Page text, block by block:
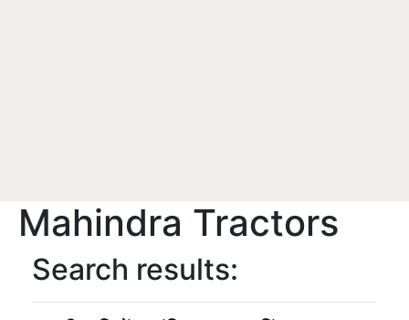
Mahindra Tractors
Search results: